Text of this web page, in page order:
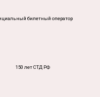
билетный оператор
150 лет СТД РФ